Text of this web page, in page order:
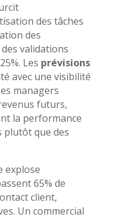
des tâches
des
validations
Les prévisions
avec une visibilité
managers
futurs,
la performance
plutôt que des
explose
65% de
client,
Un commercial